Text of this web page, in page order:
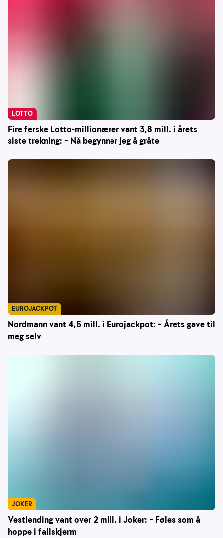
Fire ferske Lotto-millionærer vant 3,8 mill. i årets
siste trekning: – Nå begynner jeg å gråte
LOTTO
Nordmann vant 4,5 mill. i Eurojackpot: – Årets gave til
meg selv
EUROJACKPOT
Vestlending vant over 2 mill. i Joker: – Føles som å
hoppe i fallskjerm
JOKER